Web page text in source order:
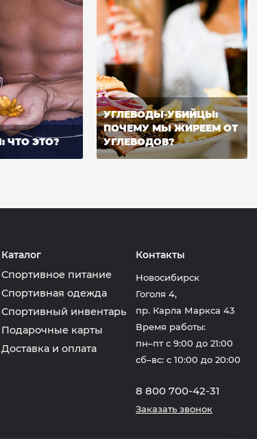
ЧТО ЭТО?
УГЛЕВОДЫ-УБИЙЦЫ:
ПОЧЕМУ МЫ ЖИРЕЕМ ОТ
УГЛЕВОДОВ?
Каталог
Спортивное питание
Спортивная одежда
Спортивный инвентарь
Подарочные карты
Доставка и оплата
Контакты
Новосибирск
Гоголя 4,
пр. Карла Маркса 43
Время работы:
пн–пт с 9:00 до 21:00
сб–вс: с 10:00 до 20:00
8 800 700-42-31
Заказать звонок